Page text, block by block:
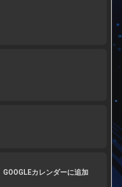
GOOGLEカレンダーに追加